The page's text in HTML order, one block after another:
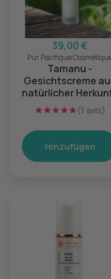
39,00 €
Pur Pacifique
Tamanu -
Gesichtscreme
natürlicher
(1 avis)
Hinzufügen